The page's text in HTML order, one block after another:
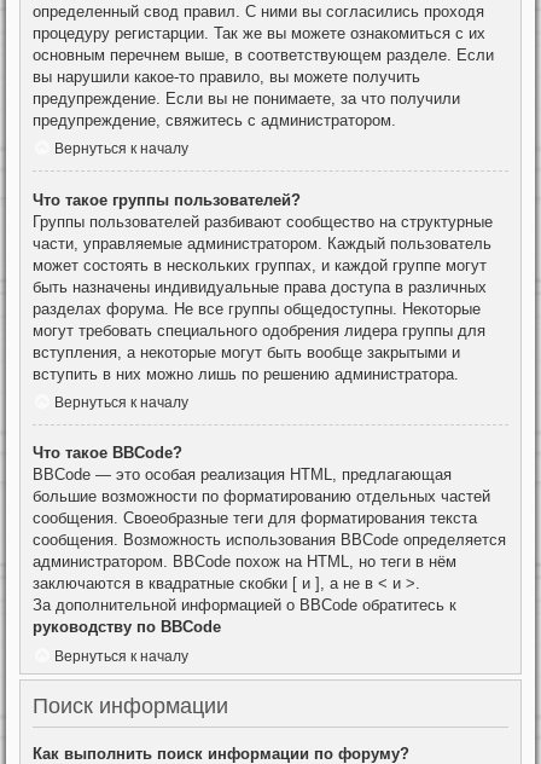
определенный свод правил. С ними вы согласились проходя
процедуру регистарции. Так же вы можете ознакомиться с их
основным перечнем выше, в соответствующем разделе. Если
вы нарушили какое-то правило, вы можете получить
предупреждение. Если вы не понимаете, за что получили
предупреждение, свяжитесь с администратором.
Вернуться к началу
Что такое группы пользователей?
Группы пользователей разбивают сообщество на структурные
части, управляемые администратором. Каждый пользователь
может состоять в нескольких группах, и каждой группе могут
быть назначены индивидуальные права доступа в различных
разделах форума. Не все группы общедоступны. Некоторые
могут требовать специального одобрения лидера группы для
вступления, а некоторые могут быть вообще закрытыми и
вступить в них можно лишь по решению администратора.
Вернуться к началу
Что такое BBCode?
BBCode — это особая реализация HTML, предлагающая
большие возможности по форматированию отдельных частей
сообщения. Своеобразные теги для форматирования текста
сообщения. Возможность использования BBCode определяется
администратором. BBCode похож на HTML, но теги в нём
заключаются в квадратные скобки [ и ], а не в < и >.
За дополнительной информацией о BBCode обратитесь к
руководству по BBCode
Вернуться к началу
Поиск информации
Как выполнить поиск информации по форуму?